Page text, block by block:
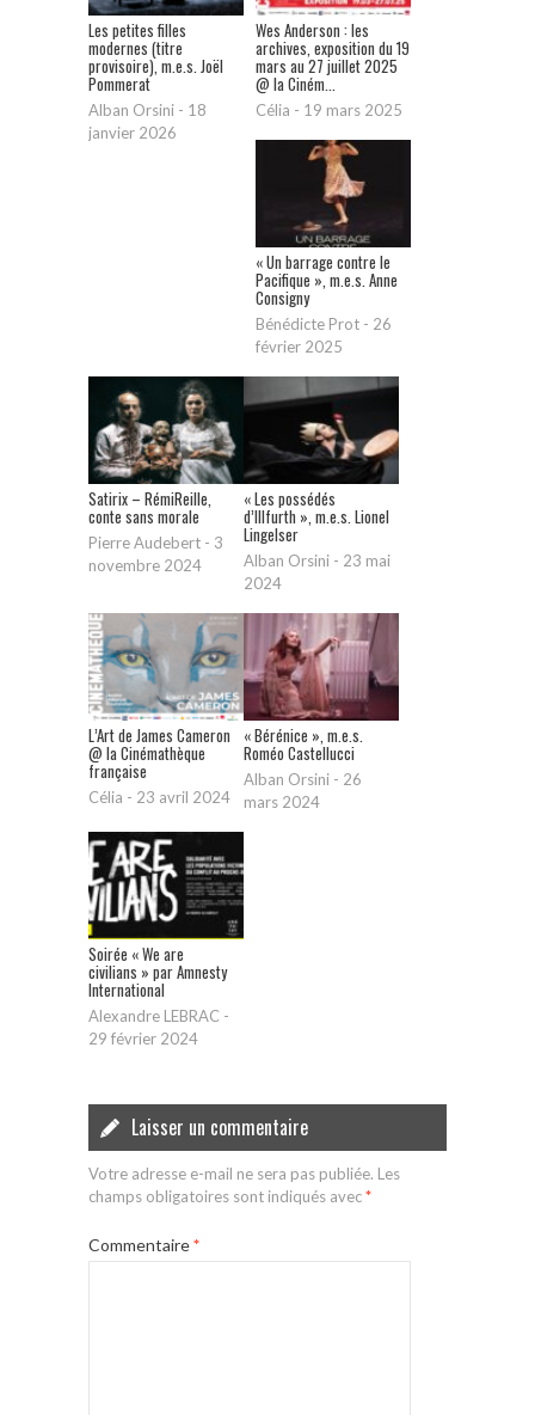
Les petites filles
modernes (titre
provisoire), m.e.s. Joël
Pommerat
Alban Orsini - 18
janvier 2026
Wes Anderson : les
archives, exposition du 19
mars au 27 juillet 2025
@ la Ciném...
Célia - 19 mars 2025
« Un barrage contre le
Pacifique », m.e.s. Anne
Consigny
Bénédicte Prot - 26
février 2025
Satirix – RémiReille,
conte sans morale
Pierre Audebert - 3
novembre 2024
« Les possédés
d’Illfurth », m.e.s. Lionel
Lingelser
Alban Orsini - 23 mai
2024
L’Art de James Cameron
@ la Cinémathèque
française
Célia - 23 avril 2024
« Bérénice », m.e.s.
Roméo Castellucci
Alban Orsini - 26
mars 2024
Soirée « We are
civilians » par Amnesty
International
Alexandre LEBRAC -
29 février 2024
Laisser un commentaire
Votre adresse e-mail ne sera pas publiée. Les
champs obligatoires sont indiqués avec*
Commentaire*